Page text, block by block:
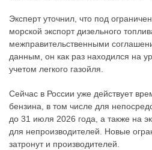
Эксперт уточнил, что под
морской экспорт дизельного
межправительственными
данным, он как раз находился на
учетом легкого газойля.
Сейчас в России уже действует
бензина, в том числе для
до 31 июля 2026 года, а также на
для непроизводителей. Новые
затронут и производителей.